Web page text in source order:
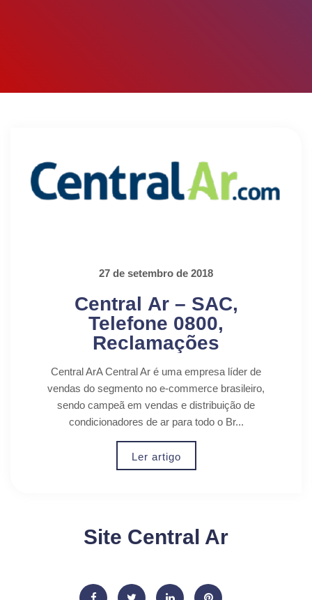
27 de setembro de 2018
Central Ar – SAC,
Telefone 0800,
Reclamações
Central ArA Central Ar é uma empresa líder de
vendas do segmento no e-commerce brasileiro,
sendo campeã em vendas e distribuição de
condicionadores de ar para todo o Br...
Ler artigo
Site Central Ar